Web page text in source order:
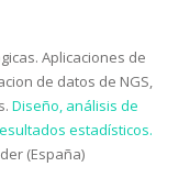
Aplicaciones de
de datos de NGS,
Diseño, análisis de
estadísticos.
(España)